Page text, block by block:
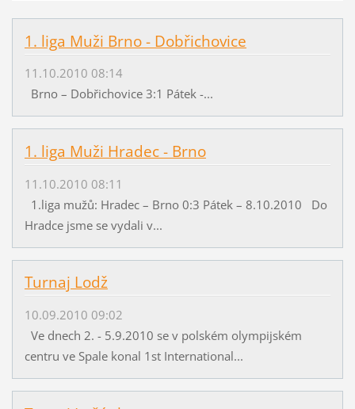
1. liga Muži Brno - Dobřichovice
11.10.2010 08:14
Brno – Dobřichovice 3:1 Pátek -...
1. liga Muži Hradec - Brno
11.10.2010 08:11
1.liga mužů: Hradec – Brno 0:3 Pátek – 8.10.2010 Do
Hradce jsme se vydali v...
Turnaj Lodž
10.09.2010 09:02
Ve dnech 2. - 5.9.2010 se v polském olympijském
centru ve Spale konal 1st International...